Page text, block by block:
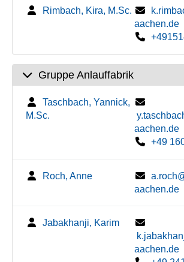
Rimbach, Kira, M.Sc.
aachen.de
Gruppe Anlauffabrik
Taschbach, Yannick,
M.Sc.
aachen.de
+49
Roch, Anne
aachen.de
Jabakhanji, Karim
aachen.de